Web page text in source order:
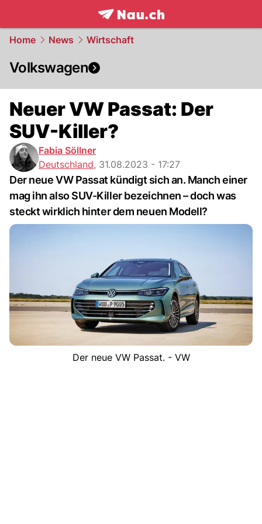
frontpage.NAU.ch
Home News Wirtschaft
Volkswagen
Neuer VW Passat: Der
SUV-Killer?
Fabia Söllner
Deutschland, 31.08.2023 - 17:27
Der neue VW Passat kündigt sich an. Manch einer
mag ihn also SUV-Killer bezeichnen – doch was
steckt wirklich hinter dem neuen Modell?
Der neue VW Passat. - VW